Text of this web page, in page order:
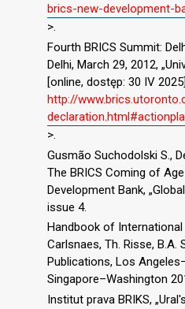
brics-new-development-
>.
Fourth BRICS Summit:
Delhi, March 29, 2012,
[online, dostęp: 30 IV
http://
>.
Gusmão Suchodolski S.,
The BRICS Coming of
Development Bank,
issue 4.
Handbook of International
Carlsnaes, Th. Risse, B.A.
Publications, Los
Singapore–Washington
Institut prava BRIKS,